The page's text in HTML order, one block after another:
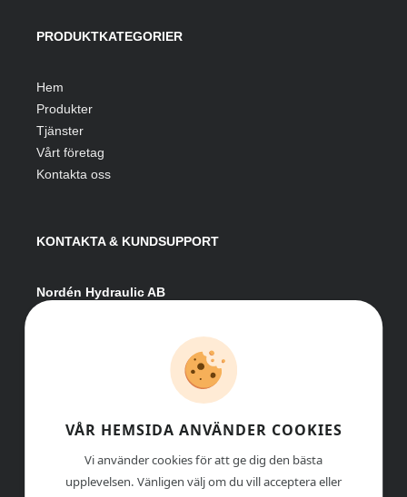
PRODUKTKATEGORIER
Hem
Produkter
Tjänster
Vårt företag
Kontakta oss
KONTAKTA & KUNDSUPPORT
Nordén Hydraulic AB
info@nordenhydraulic.se
Org-nr: 556531-8424
VÅR HEMSIDA ANVÄNDER COOKIES
Vi använder cookies för att ge dig den bästa
upplevelsen. Vänligen välj om du vill acceptera eller